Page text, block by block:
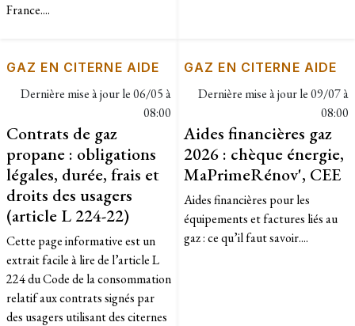
France....
GAZ EN CITERNE AIDE
Dernière mise à jour le06/05 à
08:00
Contrats de gaz
propane : obligations
légales, durée, frais et
droits des usagers
(article L 224-22)
Cette page informative est un
extrait facile à lire de l’article L
224 du Code de la consommation
relatif aux contrats signés par
des usagers utilisant des citernes
GAZ EN CITERNE AIDE
Dernière mise à jour le09/07 à
08:00
Aides financières gaz
2026 : chèque énergie,
MaPrimeRénov', CEE
Aides financières pour les
équipements et factures liés au
gaz : ce qu’il faut savoir....